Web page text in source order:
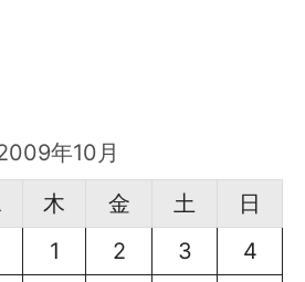
年10月
木 金 土
日
1
2 3
4